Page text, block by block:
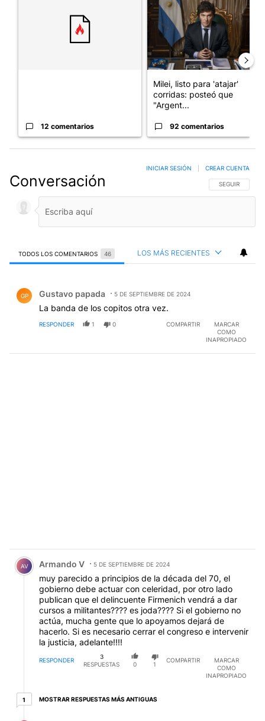
12 comentarios
Milei, listo para 'atajar'
corridas: posteó que
"Argent...
92 comentarios
Conversación SIGA ESTA
SEGUIR
INICIAR SESIÓN CREAR CUENTA
TODOS LOS COMENTARIOS 46 LOS MÁS RECIENTES
GP Gustavo papada 5 DE SEPTIEMBRE DE 2024
La banda de los copitos otra vez.
RESPONDER 1 0 COMPARTIR
MARCAR
COMO
INAPROPIADO
Comentario de Armando V.
AV Armando V 5 DE SEPTIEMBRE DE 2024
muy parecido a principios de la década del 70, el
gobierno debe actuar con celeridad, por otro lado
publican que el delincuente Firmenich vendrá a dar
cursos a militantes???? es joda???? Si el gobierno no
actúa, mucha gente que lo apoyamos dejará de
hacerlo. Si es necesario cerrar el congreso e intervenir
la justicia, adelante!!!!
RESPONDER
3
RESPUESTAS
0 1
COMPARTIR
MARCAR
COMO
INAPROPIADO
11 respuesta más antiguas
MOSTRAR RESPUESTAS MÁS ANTIGUAS